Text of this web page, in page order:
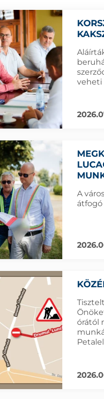
veheti
A
átfogó
órától